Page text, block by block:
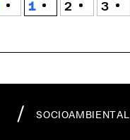
1 2 3
SOCIOAMBIENTAL